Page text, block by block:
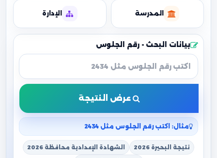
المدرسة الإدارة
بيانات البحث - رقم الجلوس
عرض النتيجة
مثال: اكتب رقم الجلوس مثل 2434
نتيجة البحيرة 2026 الشهادة الإعدادية محافظة 2026